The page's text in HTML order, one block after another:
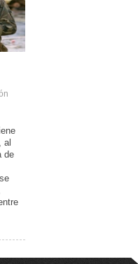
al
de